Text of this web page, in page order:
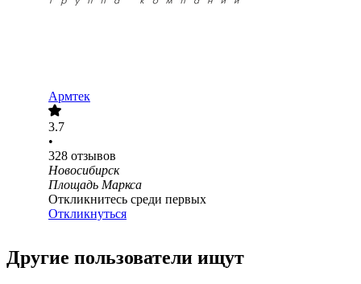
Армтек
3.7
•
328 отзывов
Новосибирск
Площадь Маркса
Откликнитесь среди первых
Откликнуться
Другие пользователи ищут